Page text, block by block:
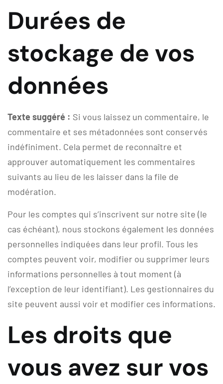
Durées de
stockage de vos
données
Texte suggéré : Si vous laissez un commentaire, le
commentaire et ses métadonnées sont conservés
indéfiniment. Cela permet de reconnaître et
approuver automatiquement les commentaires
suivants au lieu de les laisser dans la file de
modération.
Pour les comptes qui s’inscrivent sur notre site (le
cas échéant), nous stockons également les données
personnelles indiquées dans leur profil. Tous les
comptes peuvent voir, modifier ou supprimer leurs
informations personnelles à tout moment (à
l’exception de leur identifiant). Les gestionnaires du
site peuvent aussi voir et modifier ces informations.
Les droits que
vous avez sur vos